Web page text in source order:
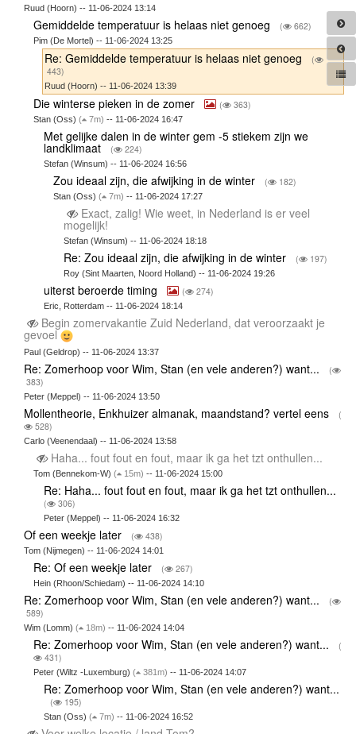
Ruud (Hoorn) -- 11-06-2024 13:14
Gemiddelde temperatuur is helaas niet genoeg ( 662)
Pim (De Mortel) -- 11-06-2024 13:25
Re: Gemiddelde temperatuur is helaas niet genoeg
(
443)
Ruud (Hoorn) -- 11-06-2024 13:39
Die winterse pieken in de zomer ( 363)
Stan (Oss)( 7m) -- 11-06-2024 16:47
Met gelijke dalen in de winter gem -5 stiekem zijn we
landklimaat ( 224)
Stefan (Winsum) -- 11-06-2024 16:56
Zou ideaal zijn, die afwijking in de winter ( 182)
Stan (Oss)( 7m) -- 11-06-2024 17:27
Exact, zalig! Wie weet, in Nederland is er veel
mogelijk!
Stefan (Winsum) -- 11-06-2024 18:18
Re: Zou ideaal zijn, die afwijking in de winter ( 197)
Roy (Sint Maarten, Noord Holland) -- 11-06-2024 19:26
uiterst beroerde timing ( 274)
Eric, Rotterdam -- 11-06-2024 18:14
Begin zomervakantie Zuid Nederland, dat veroorzaakt je
gevoel
Paul (Geldrop) -- 11-06-2024 13:37
Re: Zomerhoop voor Wim, Stan (en vele anderen?) want...
(
383)
Peter (Meppel) -- 11-06-2024 13:50
Mollentheorie, Enkhuizer almanak, maandstand? vertel eens
(
528)
Carlo (Veenendaal) -- 11-06-2024 13:58
Haha... fout fout en fout, maar ik ga het tzt onthullen...
Tom (Bennekom-W)( 15m) -- 11-06-2024 15:00
Re: Haha... fout fout en fout, maar ik ga het tzt onthullen...
( 306)
Peter (Meppel) -- 11-06-2024 16:32
Of een weekje later ( 438)
Tom (Nijmegen) -- 11-06-2024 14:01
Re: Of een weekje later ( 267)
Hein (Rhoon/Schiedam) -- 11-06-2024 14:10
Re: Zomerhoop voor Wim, Stan (en vele anderen?) want...
(
589)
Wim (Lomm) ( 18m) -- 11-06-2024 14:04
Re: Zomerhoop voor Wim, Stan (en vele anderen?) want...
(
431)
Peter (Wiltz -Luxemburg)( 381m) -- 11-06-2024 14:07
Re: Zomerhoop voor Wim, Stan (en vele anderen?) want...
( 195)
Stan (Oss) ( 7m) -- 11-06-2024 16:52